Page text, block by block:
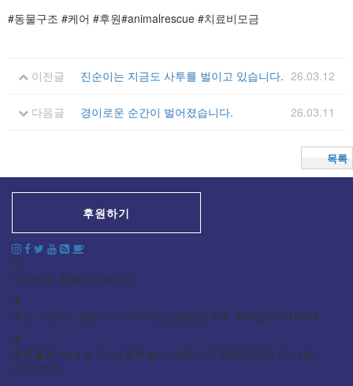
#동물구조 #케어 #후원#animalrescue #치료비모금
이전글 진순이는 지금도 사투를 벌이고 있습니다. 26.03.12
다음글 경이로운 순간이 벌어졌습니다. 26.03.11
목록
후원하기
사단법인 동물권단체케어
주소: 경기도 용인시 수지구 광교중앙로 298, 903호 (우)16943
후원물품 보내실 곳: 서울특별시 영등포구 양평로22길 31, 1층
(우)07203